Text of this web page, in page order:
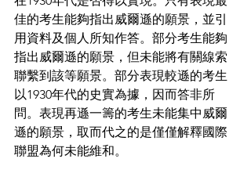
佳的考生能夠指出威爾遜的願景，並引
用資料及個人所知作答。部分考生能夠
指出威爾遜的願景，但未能將有關線索
聯繫到該等願景。部分表現較遜的考生
以1930年代的史實為據，因而答非所
問。表現再遜一籌的考生未能集中威爾
遜的願景，取而代之的是僅僅解釋國際
聯盟為何未能維和。